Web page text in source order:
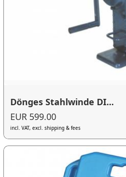
Dönges Stahlwinde DI...
EUR 599.00
incl. VAT, excl. shipping & fees